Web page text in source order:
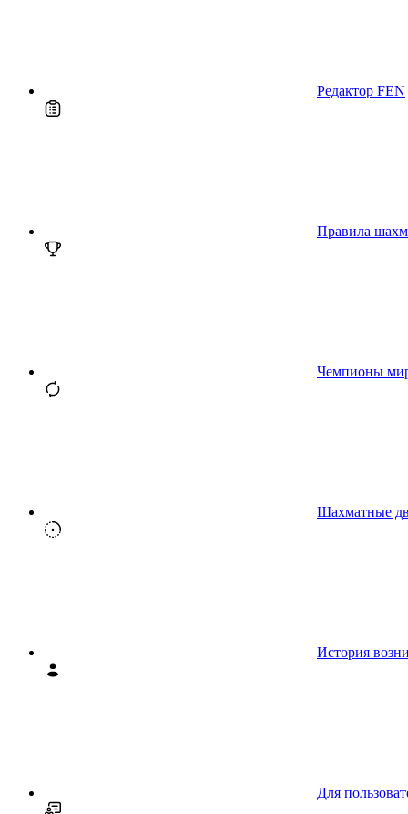
Редактор FEN
Правила
Чемпионы
Шахматные
История
Для